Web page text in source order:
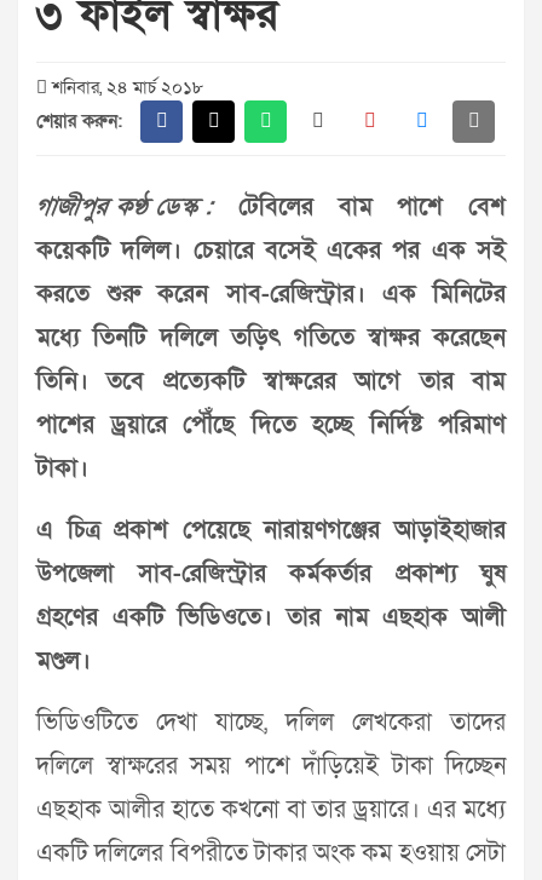
৩ ফাইল স্বাক্ষর
শনিবার, ২৪ মার্চ ২০১৮
শেয়ার করুন:
গাজীপুর কণ্ঠ ডেস্ক :টেবিলের বাম পাশে বেশ
কয়েকটি দলিল। চেয়ারে বসেই একের পর এক সই
করতে শুরু করেন সাব-রেজিস্ট্রার। এক মিনিটের
মধ্যে তিনটি দলিলে তড়িৎ গতিতে স্বাক্ষর করেছেন
তিনি। তবে প্রত্যেকটি স্বাক্ষরের আগে তার বাম
পাশের ড্রয়ারে পৌঁছে দিতে হচ্ছে নির্দিষ্ট পরিমাণ
টাকা।
এ চিত্র প্রকাশ পেয়েছে নারায়ণগঞ্জের আড়াইহাজার
উপজেলা সাব-রেজিস্ট্রার কর্মকর্তার প্রকাশ্য ঘুষ
গ্রহণের একটি ভিডিওতে। তার নাম এছহাক আলী
মণ্ডল।
ভিডিওটিতে দেখা যাচ্ছে, দলিল লেখকেরা তাদের
দলিলে স্বাক্ষরের সময় পাশে দাঁড়িয়েই টাকা দিচ্ছেন
এছহাক আলীর হাতে কখনো বা তার ড্রয়ারে। এর মধ্যে
একটি দলিলের বিপরীতে টাকার অংক কম হওয়ায় সেটা